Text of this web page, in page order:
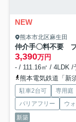
NEW
熊本市北区麻生田
3,390万円
- / 111.16㎡ / 4LDK /
熊本電気鉄道「新
駐車2台可 専用庭
バリアフリー
ウ
新築